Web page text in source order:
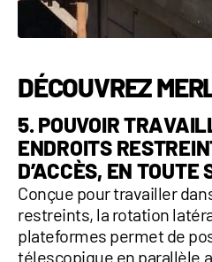
DÉCOUVREZ
5. POUVOIR
ENDROITS
D’ACCÈS, EN TOUTE
Conçue pour travailler
restreints, la rotation
plateformes permet de
télescopique en parallèle